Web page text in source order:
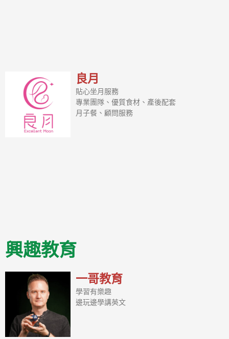
良月
貼心坐月服務
專業團隊、優質食材、產後配套
月子餐、顧問服務
興趣教育
一哥教育
學習有樂趣
邊玩邊學講英文